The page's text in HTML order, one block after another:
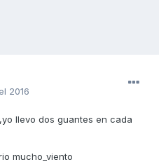
2016
llevo dos guantes en cada
mucho_viento